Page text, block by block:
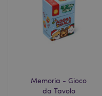
Memoria - Gioco
da Tavolo